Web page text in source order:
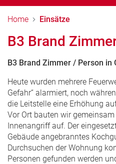
Home Einsätze
B3 Brand
B3 Brand Zimmer / Person in
Heute wurden mehrere
Gefahr“ alarmiert, noch
die Leitstelle eine Erhöhung
Vor Ort bauten wir
Innenangriff auf. Der
Gebäude angebranntes
Durchsuchen der Wohnung
Personen gefunden werden